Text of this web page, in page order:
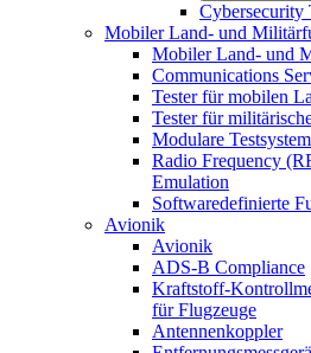
Cybersecurity
Mobiler Land- und
Mobiler Land- und
Communications
Tester für mobilen
Tester für
Modulare
Radio Frequency
Emulation
Softwaredefinierte
Avionik
Avionik
ADS-B Compliance
Kraftstoff-
für Flugzeuge
Antennenkoppler